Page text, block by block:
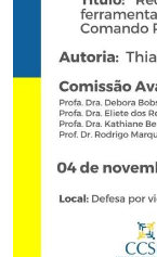
Secretaria-Geral
Secretaria de Governo
Advocacia-Geral da União